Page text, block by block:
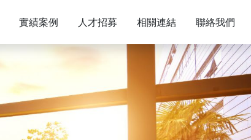
實績案例 人才招募 相關連結 聯絡我們